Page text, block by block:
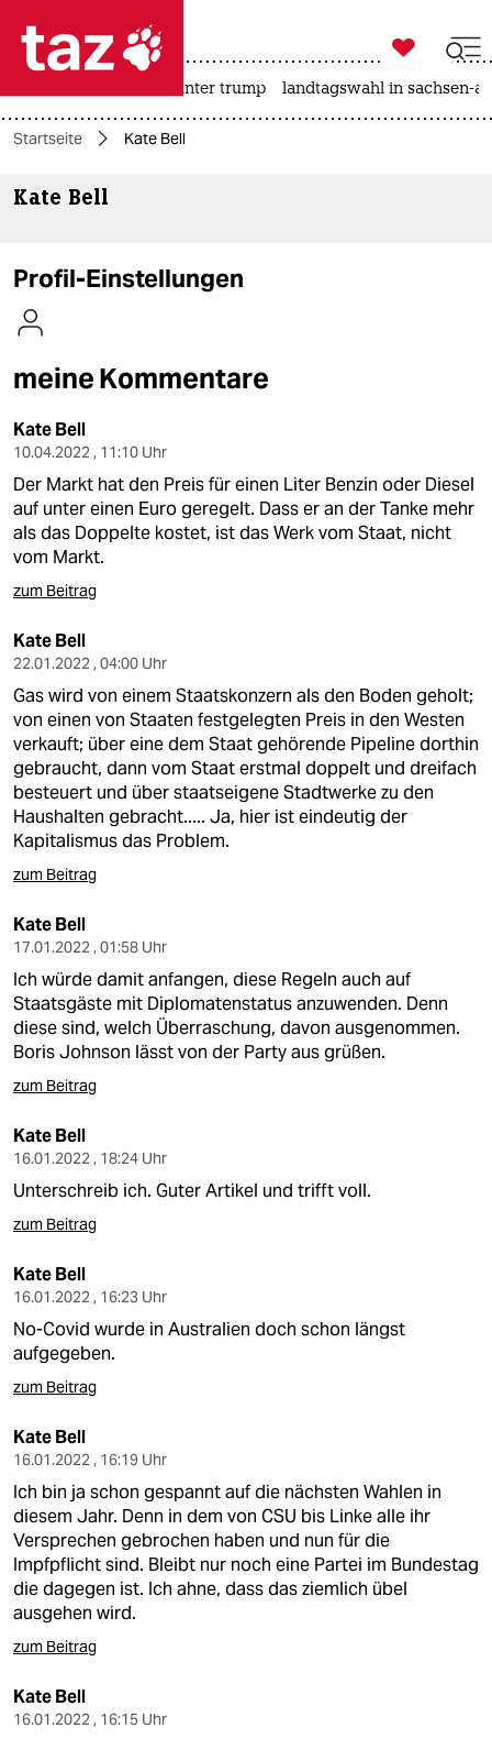
 taz zahl ich
themen
kultur
sport
berlin
nord
wahrheit
verlag
verlag
veranstaltungen
shop
fragen & hilfe
unterstützen
genossenschaft
epaper login

taz zahl ich
usa unter trump landtagswahl in sachsen-
Startseite Kate Bell
Kate Bell
Profil-Einstellungen
meine Kommentare
Kate Bell
10.04.2022 , 11:10 Uhr
Der Markt hat den Preis für einen Liter Benzin oder Diesel
auf unter einen Euro geregelt. Dass er an der Tanke mehr
als das Doppelte kostet, ist das Werk vom Staat, nicht
vom Markt.
zum Beitrag
Kate Bell
22.01.2022 , 04:00 Uhr
Gas wird von einem Staatskonzern als den Boden geholt;
von einen von Staaten festgelegten Preis in den Westen
verkauft; über eine dem Staat gehörende Pipeline dorthin
gebraucht, dann vom Staat erstmal doppelt und dreifach
besteuert und über staatseigene Stadtwerke zu den
Haushalten gebracht..... Ja, hier ist eindeutig der
Kapitalismus das Problem.
zum Beitrag
Kate Bell
17.01.2022 , 01:58 Uhr
Ich würde damit anfangen, diese Regeln auch auf
Staatsgäste mit Diplomatenstatus anzuwenden. Denn
diese sind, welch Überraschung, davon ausgenommen.
Boris Johnson lässt von der Party aus grüßen.
zum Beitrag
Kate Bell
16.01.2022 , 18:24 Uhr
Unterschreib ich. Guter Artikel und trifft voll.
zum Beitrag
Kate Bell
16.01.2022 , 16:23 Uhr
No-Covid wurde in Australien doch schon längst
aufgegeben.
zum Beitrag
Kate Bell
16.01.2022 , 16:19 Uhr
Ich bin ja schon gespannt auf die nächsten Wahlen in
diesem Jahr. Denn in dem von CSU bis Linke alle ihr
Versprechen gebrochen haben und nun für die
Impfpflicht sind. Bleibt nur noch eine Partei im Bundestag
die dagegen ist. Ich ahne, dass das ziemlich übel
ausgehen wird.
zum Beitrag
Kate Bell
16.01.2022 , 16:15 Uhr